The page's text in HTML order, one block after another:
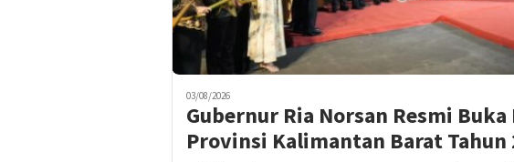
03/08/2026
Gubernur Ria Norsan Resmi Buka
Provinsi Kalimantan Barat Tahun